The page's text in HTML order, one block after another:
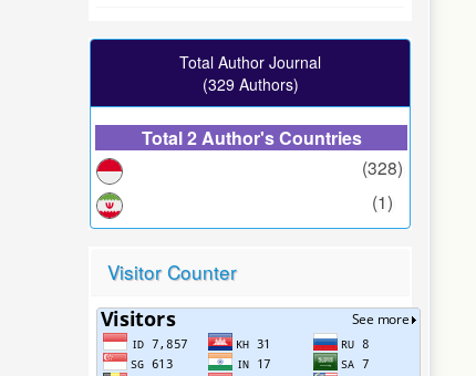
Total Author Journal
(329 Authors)
Total 2 Author's Countries
(328)
(1)
Visitor Counter